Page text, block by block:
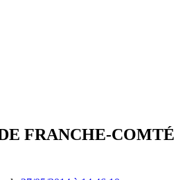
FRANCHE-COMTÉ